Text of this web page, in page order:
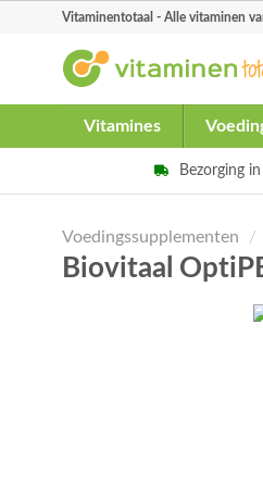
Vitaminentotaal - Alle vitaminen
Vitamines
Bezorging
Voedingssupplementen /
Biovitaal